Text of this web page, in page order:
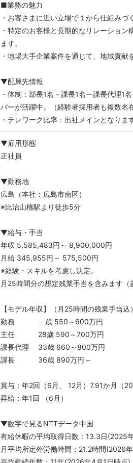
■業務の魅力
・お客さまに近い立場で１から仕組みづ
・特定のお客様と長期的なリレーショ
ます。
・地場大手企業案件を通じて、地域貢献
▼配属先情報
・体制：部長1名－課長1名ー課長代理1
バーが活躍中。（経験者採用者も複数名
・テレワーク比率：出社メインとなります
▼雇用形態
正社員
▼勤務地
広島（本社：広島市南区）
※比治山橋駅より徒歩5分
▼給与・手当
年収 5,585,483円～ 8,900,000円
月給 345,955円～ 575,500円
※経験・スキルを考慮し決定。
月25時間分の想定残業手当を含みます（
【モデル年収】（月25時間の残業手当込）
勤務 - 歳 550～600万円
主任 28歳 590～700万円
課長代理 33歳 660～800万円
課長 36歳 890万円～
賞与：年2回（6月、 12月）7.91か月（
昇給：年1回 （6月）
▼数字で見るNTTデータ中国
有給休暇の平均取得日数：13.3日(2025
月平均所定外労働時間：21.2時間(2026